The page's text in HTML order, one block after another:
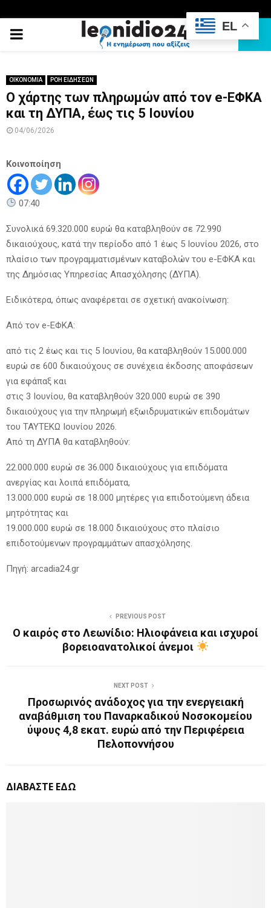
PRIMARY
ΟΙΚΟΝΟΜΙΑ ΡΟΗ ΕΙΔΗΣΕΩΝ
Ο χάρτης των πληρωμών από τον e-ΕΦΚΑ
και τη ΔΥΠΑ, έως τις 5 Iουνίου
04/06/2026
Κοινοποίηση
07:40
Συνολικά 69.320.000 ευρώ θα καταβληθούν σε 72.990
δικαιούχους, κατά την περίοδο από 1 έως 5 Ιουνίου 2026, στο
πλαίσιο των προγραμματισμένων καταβολών του e-ΕΦΚΑ και
της Δημόσιας Υπηρεσίας Απασχόλησης (ΔΥΠΑ).
Ειδικότερα, όπως αναφέρεται σε σχετική ανακοίνωση:
Από τον e-ΕΦΚΑ:
από τις 2 έως και τις 5 Ιουνίου, θα καταβληθούν 15.000.000
ευρώ σε 600 δικαιούχους σε συνέχεια έκδοσης αποφάσεων
για εφάπαξ και
στις 3 Ιουνίου, θα καταβληθούν 320.000 ευρώ σε 390
δικαιούχους για την πληρωμή εξωιδρυματικών επιδομάτων
του ΤΑΥΤΕΚΩ Ιουνίου 2026.
Από τη ΔΥΠΑ θα καταβληθούν:
22.000.000 ευρώ σε 36.000 δικαιούχους για επιδόματα
ανεργίας και λοιπά επιδόματα,
13.000.000 ευρώ σε 18.000 μητέρες για επιδοτούμενη άδεια
μητρότητας και
19.000.000 ευρώ σε 18.000 δικαιούχους στο πλαίσιο
επιδοτούμενων προγραμμάτων απασχόλησης.
Πηγή: arcadia24.gr
PREVIOUS POST
Ο καιρός στο Λεωνίδιο: Ηλιοφάνεια και ισχυροί
βορειοανατολικοί άνεμοι
NEXT POST
Προσωρινός ανάδοχος για την ενεργειακή
αναβάθμιση του Παναρκαδικού Νοσοκομείου
ύψους 4,8 εκατ. ευρώ από την Περιφέρεια
Πελοποννήσου
ΔΙΑΒΑΣΤΕ ΕΔΩ
EL